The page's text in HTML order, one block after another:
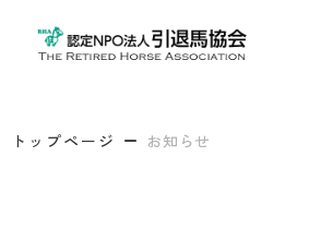
トップページ お知らせ